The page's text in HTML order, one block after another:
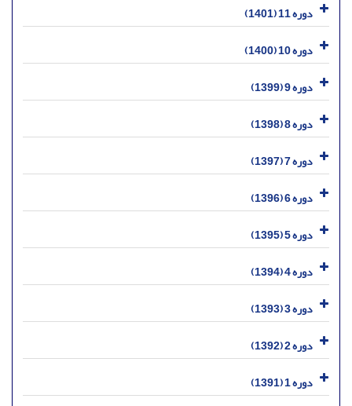
دوره 11 (1401)
دوره 10 (1400)
دوره 9 (1399)
دوره 8 (1398)
دوره 7 (1397)
دوره 6 (1396)
دوره 5 (1395)
دوره 4 (1394)
دوره 3 (1393)
دوره 2 (1392)
دوره 1 (1391)